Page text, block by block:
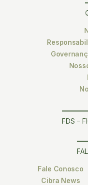
FDS –
Fale Conosco
Cibra News